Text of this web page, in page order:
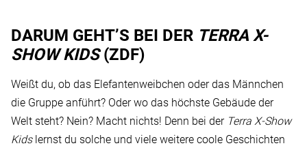
DARUM GEHT’S BEI DER TERRA X-
SHOW KIDS(ZDF)
Weißt du, ob das Elefantenweibchen oder das Männchen
die Gruppe anführt? Oder wo das höchste Gebäude der
Welt steht? Nein? Macht nichts! Denn bei der Terra X-Show
Kidslernst du solche und viele weitere coole Geschichten